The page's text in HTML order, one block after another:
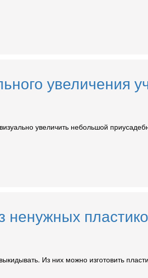
увеличения
увеличить небольшой
ненужных
Из них можно изготовить